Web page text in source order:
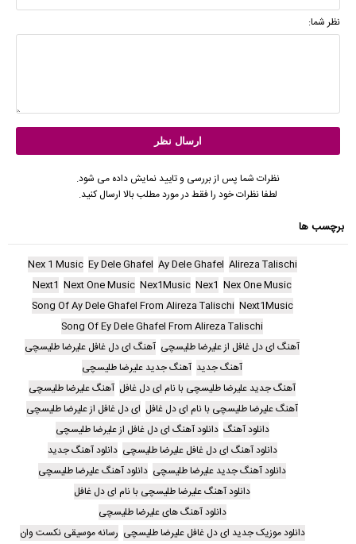
نظر شما:
نظرات شما پس از بررسی و تایید نمایش داده می شود.
لطفا نظرات خود را فقط در مورد مطلب بالا ارسال کنید.
برچسب ها
Alireza Talischi
Ay Dele Ghafel
Ey Dele Ghafel
Nex 1 Music
Nex One Music
Nex1
Nex1Music
Next One Music
Next1
Next1Music
Song Of Ay Dele Ghafel From Alireza Talischi
Song Of Ey Dele Ghafel From Alireza Talischi
آهنگ ای دل غافل از علیرضا طلیسچی آهنگ ای دل غافل علیرضا طلیسچی
آهنگ جدید آهنگ جدید علیرضا طلیسچی
آهنگ جدید علیرضا طلیسچی با نام ای دل غافل آهنگ علیرضا طلیسچی
آهنگ علیرضا طلیسچی با نام ای دل غافل ای دل غافل از علیرضا طلیسچی
دانلود آهنگ دانلود آهنگ ای دل غافل از علیرضا طلیسچی
دانلود آهنگ ای دل غافل علیرضا طلیسچی دانلود آهنگ جدید
دانلود آهنگ جدید علیرضا طلیسچی دانلود آهنگ علیرضا طلیسچی
دانلود آهنگ علیرضا طلیسچی با نام ای دل غافل
دانلود آهنگ های علیرضا طلیسچی
دانلود موزیک جدید ای دل غافل علیرضا طلیسچی رسانه موسیقی نکست وان